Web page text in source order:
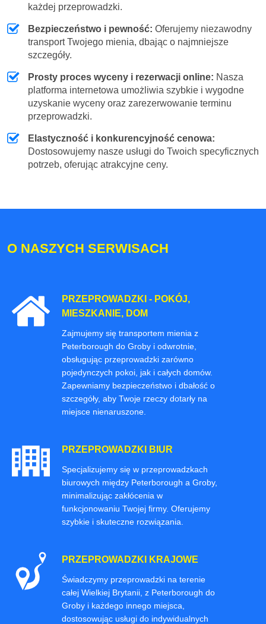
każdej przeprowadzki.
Bezpieczeństwo i pewność: Oferujemy niezawodny
transport Twojego mienia, dbając o najmniejsze
szczegóły.
Prosty proces wyceny i rezerwacji online: Nasza
platforma internetowa umożliwia szybkie i wygodne
uzyskanie wyceny oraz zarezerwowanie terminu
przeprowadzki.
Elastyczność i konkurencyjność cenowa:
Dostosowujemy nasze usługi do Twoich specyficznych
potrzeb, oferując atrakcyjne ceny.
O NASZYCH SERWISACH
PRZEPROWADZKI - POKÓJ,
MIESZKANIE, DOM
Zajmujemy się transportem mienia z
Peterborough do Groby i odwrotnie,
obsługując przeprowadzki zarówno
pojedynczych pokoi, jak i całych domów.
Zapewniamy bezpieczeństwo i dbałość o
szczegóły, aby Twoje rzeczy dotarły na
miejsce nienaruszone.
PRZEPROWADZKI BIUR
Specjalizujemy się w przeprowadzkach
biurowych między Peterborough a Groby,
minimalizując zakłócenia w
funkcjonowaniu Twojej firmy. Oferujemy
szybkie i skuteczne rozwiązania.
PRZEPROWADZKI KRAJOWE
Świadczymy przeprowadzki na terenie
całej Wielkiej Brytanii, z Peterborough do
Groby i każdego innego miejsca,
dostosowując usługi do indywidualnych